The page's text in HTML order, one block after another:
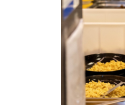
the
left
and
right
arrow